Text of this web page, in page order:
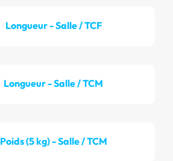
Longueur - Salle / TCF
Longueur - Salle / TCM
Poids (5 kg) - Salle / TCM